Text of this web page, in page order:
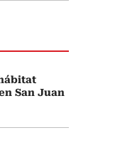
San Juan